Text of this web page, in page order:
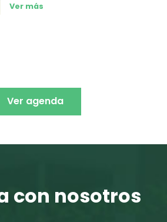
Ver más
Ver agenda
con nosotros